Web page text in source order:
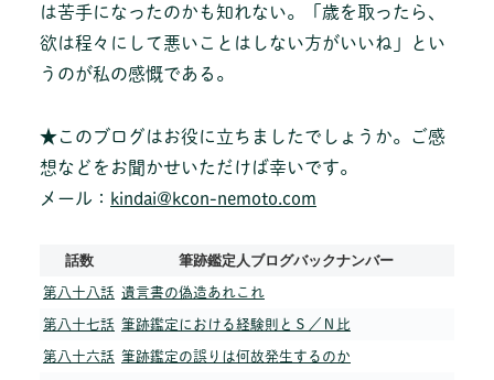
は苦手になったのかも知れない。「歳を取ったら、
欲は程々にして悪いことはしない方がいいね」とい
うのが私の感慨である。
★このブログはお役に立ちましたでしょうか。ご感
想などをお聞かせいただけば幸いです。
メール： kindai@kcon-nemoto.com
話数 筆跡鑑定人ブログバックナンバー
第八十八話 遺言書の偽造あれこれ
第八十七話 筆跡鑑定における経験則とＳ／Ｎ比
第八十六話 筆跡鑑定の誤りは何故発生するのか